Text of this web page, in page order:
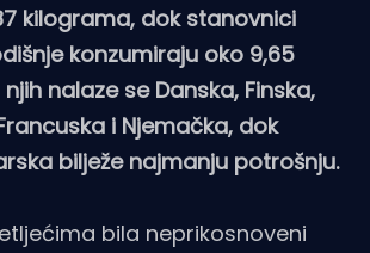
kilograma, dok stanovnici
konzumiraju oko 9,65
nalaze se Danska, Finska,
i Njemačka, dok
bilježe najmanju potrošnju.
bila neprikosnoveni